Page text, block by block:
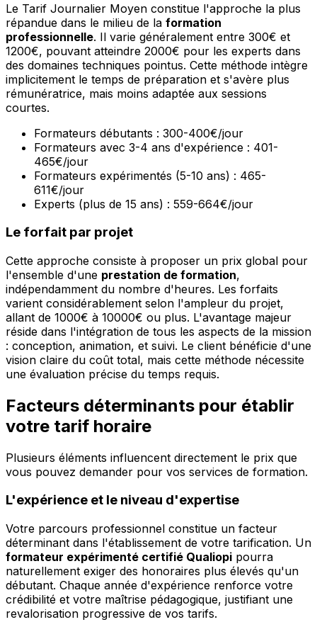
Le Tarif Journalier Moyen constitue l'approche la plus
répandue dans le milieu de la formation
professionnelle. Il varie généralement entre 300€ et
1200€, pouvant atteindre 2000€ pour les experts dans
des domaines techniques pointus. Cette méthode intègre
implicitement le temps de préparation et s'avère plus
rémunératrice, mais moins adaptée aux sessions
courtes.
Formateurs débutants : 300-400€/jour
Formateurs avec 3-4 ans d'expérience : 401-
465€/jour
Formateurs expérimentés (5-10 ans) : 465-
611€/jour
Experts (plus de 15 ans) : 559-664€/jour
Le forfait par projet
Cette approche consiste à proposer un prix global pour
l'ensemble d'une prestation de formation,
indépendamment du nombre d'heures. Les forfaits
varient considérablement selon l'ampleur du projet,
allant de 1000€ à 10000€ ou plus. L'avantage majeur
réside dans l'intégration de tous les aspects de la mission
: conception, animation, et suivi. Le client bénéficie d'une
vision claire du coût total, mais cette méthode nécessite
une évaluation précise du temps requis.
Facteurs déterminants pour établir
votre tarif horaire
Plusieurs éléments influencent directement le prix que
vous pouvez demander pour vos services de formation.
L'expérience et le niveau d'expertise
Votre parcours professionnel constitue un facteur
déterminant dans l'établissement de votre tarification. Un
formateur expérimenté certifié Qualiopi pourra
naturellement exiger des honoraires plus élevés qu'un
débutant. Chaque année d'expérience renforce votre
crédibilité et votre maîtrise pédagogique, justifiant une
revalorisation progressive de vos tarifs.